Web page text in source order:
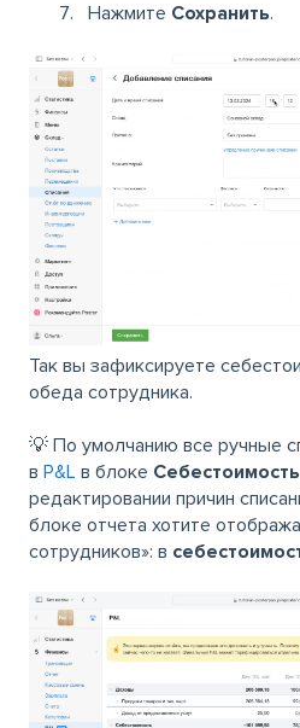
Нажмите Сохранить.
Так вы зафиксируете
обеда сотрудника.
💡 По умолчанию все ручные
в P&L в блоке Себестоимость
редактировании причин
блоке отчета хотите
сотрудников»: в